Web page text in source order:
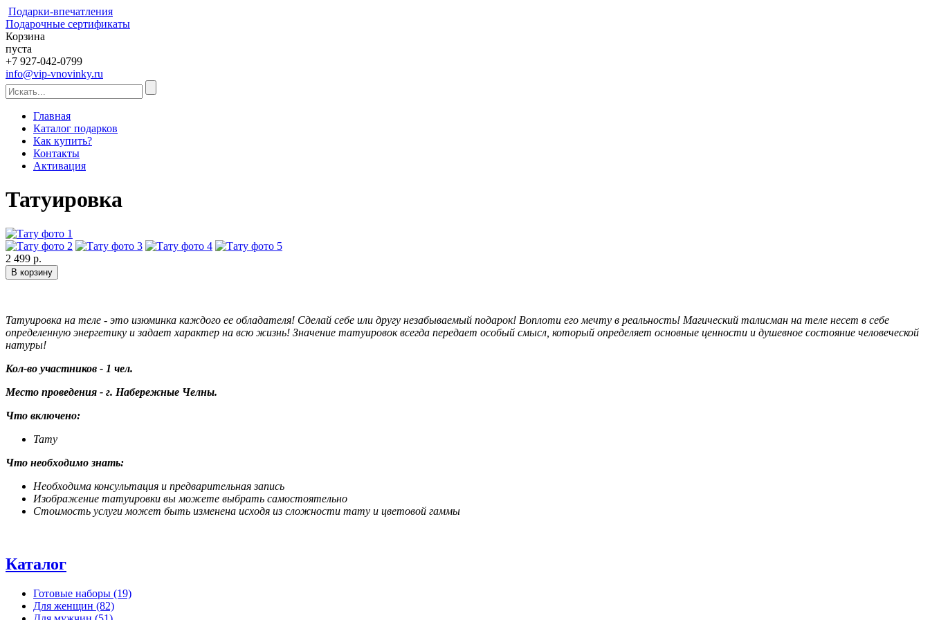
Подарки-впечатления
Подарочные сертификаты
Корзина
пуста
+7 927-042-0799
info@vip-vnovinky.ru
Главная
Каталог подарков
Как купить?
Контакты
Активация
Татуировка
2 499 р.
В корзину
Татуировка на теле - это изюминка каждого ее обладателя! Сделай себе или другу незабываемый подарок! Воплоти его мечту в реальность! Магический талисман на теле несет в себе
определенную энергетику и задает характер на всю жизнь! Значение татуировок всегда передает особый смысл, который определяет основные ценности и душевное состояние человеческой
натуры!
Кол-во участников - 1 чел.
Место проведения - г. Набережные Челны.
Что включено:
Тату
Что необходимо знать:
Необходима консультация и предварительная запись
Изображение татуировки вы можете выбрать самостоятельно
Стоимость услуги может быть изменена исходя из сложности тату и цветовой гаммы
Каталог
Готовые наборы (19)
Для женщин (82)